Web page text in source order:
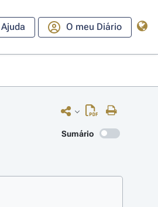
Ajuda O meu Diário
Sumário